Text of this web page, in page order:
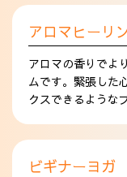
アロマヒーリ
アロマの香りでよ
ムです。緊張した
クスできるような
ビギナーヨガ